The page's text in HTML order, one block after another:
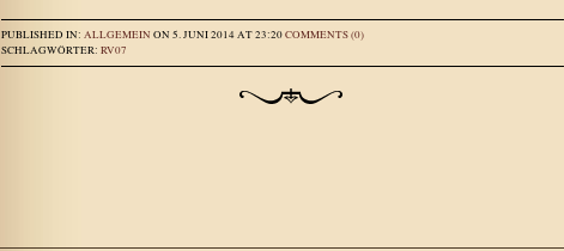
PUBLISHED IN: ALLGEMEIN ON 5. JUNI 2014 AT 23:20COMMENTS (0)
SCHLAGWÖRTER: RV07